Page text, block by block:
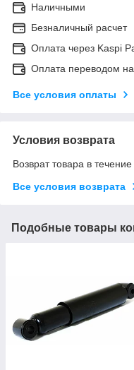
Наличными
Безналичный расчет
Оплата через Kaspi
Оплата переводом
Все условия оплаты
Условия возврата
Возврат товара в
Все условия возврата
Подобные товары